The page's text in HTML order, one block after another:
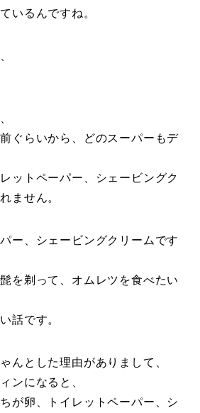
いるんですね。
ぐらいから、どのスーパーもデ
ットペーパー、シェービングク
ません。
ー、シェービングクリームです
を剃って、オムレツを食べたい
話です。
んとした理由がありまして、
ンになると、
が卵、トイレットペーパー、シ